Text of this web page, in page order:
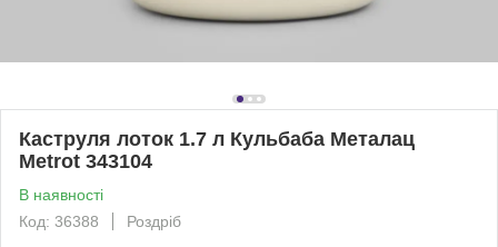
Каструля лоток 1.7 л Кульбаба Металац
Metrot 343104
В наявності
Код: 36388
Роздріб